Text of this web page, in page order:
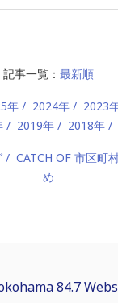
記事一覧： 最新順
年 2024年 2023
2019年 2018年
CATCH OF 市区町
め
84.7